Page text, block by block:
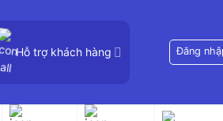
Hỗ trợ khách hàng Đăng